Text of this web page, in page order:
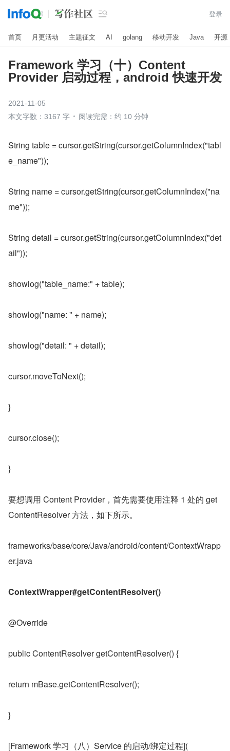
 登录
首页 月更活动 主题征文 AI golang 移动开发 Java 开源
Framework 学习（十）Content
Provider 启动过程，android 快速开发
2021-11-05
本文字数：3167 字
阅读完需：约 10 分钟
String table = cursor.getString(cursor.getColumnIndex("tabl
e_name"));
String name = cursor.getString(cursor.getColumnIndex("na
me"));
String detail = cursor.getString(cursor.getColumnIndex("det
ail"));
showlog("table_name:" + table);
showlog("name: " + name);
showlog("detail: " + detail);
cursor.moveToNext();
}
cursor.close();
}
要想调用 Content Provider，首先需要使用注释 1 处的 get
ContentResolver 方法，如下所示。
frameworks/base/core/Java/android/content/ContextWrapp
er.java
ContextWrapper#getContentResolver()
@Override
public ContentResolver getContentResolver() {
return mBase.getContentResolver();
}
[Framework 学习（八）Service 的启动/绑定过程](